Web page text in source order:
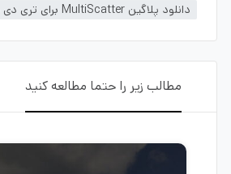
دانلود پلاگین MultiScatter برای تری دی مکس
مطالب زیر را حتما مطالعه کنید